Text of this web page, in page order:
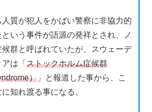
人質が犯人をかばい警察に非協力的
いう事件が語源の発祥とされ、ノ
候群と呼ばれていたが、スウェーデ
は「 ストックホルム症候群
）」と報道した事から、こ
知れ渡る事になる。